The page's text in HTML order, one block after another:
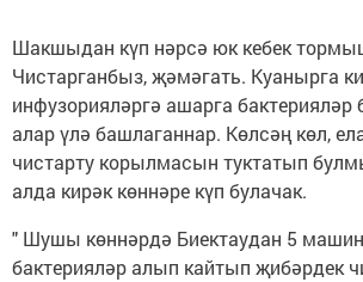
Шакшыдан күп нәрсә юк кебек
Чистарганбыз, җәмәгать. Куанырга
инфузорияләргә ашарга бактерияләр
алар үлә башлаганнар. Көлсәң көл,
чистарту корылмасын туктатып
алда кирәк көннәре күп булачак.
" Шушы көннәрдә Биектаудан 5
бактерияләр алып кайтып җибәрдек